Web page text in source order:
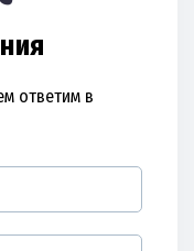
ответим в